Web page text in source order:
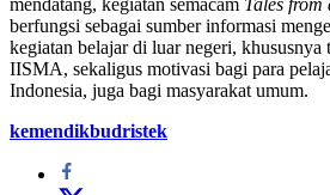
mendatang, kegiatan semacam Tales
berfungsi sebagai sumber informasi
kegiatan belajar di luar negeri, khususnya
IISMA, sekaligus motivasi bagi para
Indonesia, juga bagi masyarakat umum.
kemendikbudristek